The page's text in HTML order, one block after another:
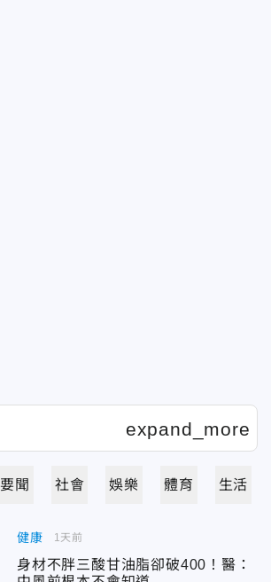
要聞 社會 娛樂 體育 生活
健康
身材不胖三酸甘油脂卻破400！醫：
1天前